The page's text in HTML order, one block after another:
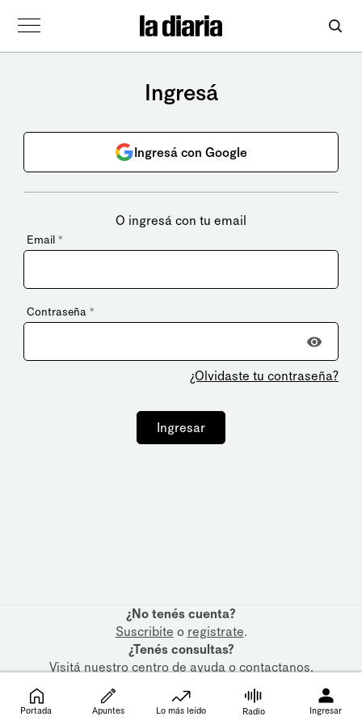
Ingresá
Ingresá con Google
O ingresá con tu email
Email *
Contraseña *
¿Olvidaste tu contraseña?
Ingresar
¿No tenés cuenta?
Suscribite o registrate.
¿Tenés consultas?
Visitá nuestrocentro de ayudaocontactanos.
Portada Apuntes Lo más leído Radio Ingresar